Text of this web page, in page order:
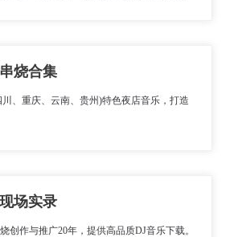
烧合集
、重庆、云南、贵州)特色夜店音乐，打造
场实录
创作与推广20年，提供高品质DJ音乐下载。